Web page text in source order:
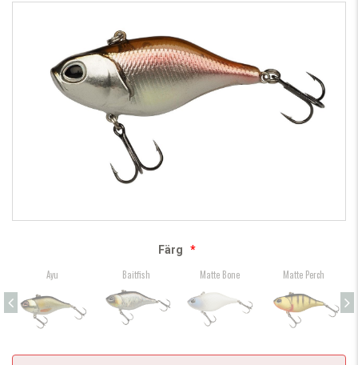
Färg
*
Ayu
Baitfish Matte Bone Matte Perch